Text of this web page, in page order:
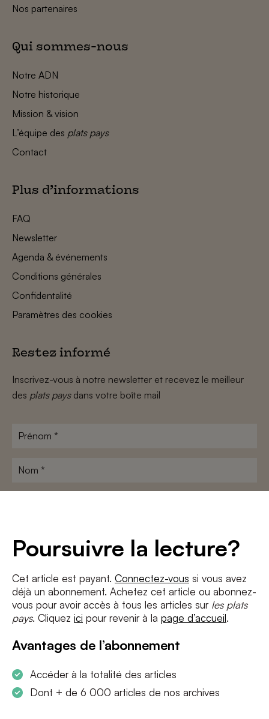
Poursuivre la lecture?
Cet article est payant. Connectez-vous si vous avez
déjà un abonnement. Achetez cet article ou abonnez-
vous pour avoir accès à tous les articles sur les plats
pays. Cliquez ici pour revenir à la page d’accueil.
Avantages de l’abonnement
Accéder à la totalité des articles
Dont + de 6 000 articles de nos archives
Nos partenaires
Qui sommes-nous
Notre ADN
Notre historique
Mission & vision
L’équipe des plats pays
Contact
Plus d’informations
FAQ
Newsletter
Agenda & événements
Conditions générales
Confidentalité
Paramètres des cookies
Restez informé
Inscrivez-vous à notre newsletter et recevez le meilleur
des plats paysdans votre boîte mail
Prénom
Nom
J'accepte les termes et conditions etla politique de confidentialité
S'INSCRIRE